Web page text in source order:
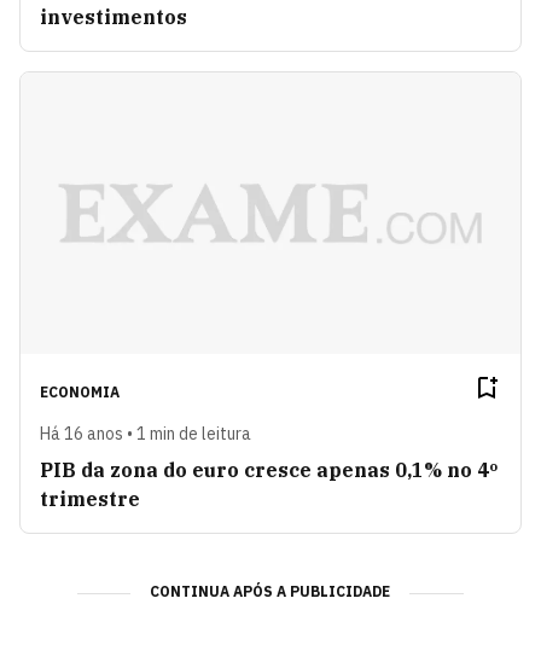
investimentos
ECONOMIA
Há 16 anos • 1 min de leitura
PIB da zona do euro cresce apenas 0,1% no 4º
trimestre
CONTINUA APÓS A PUBLICIDADE